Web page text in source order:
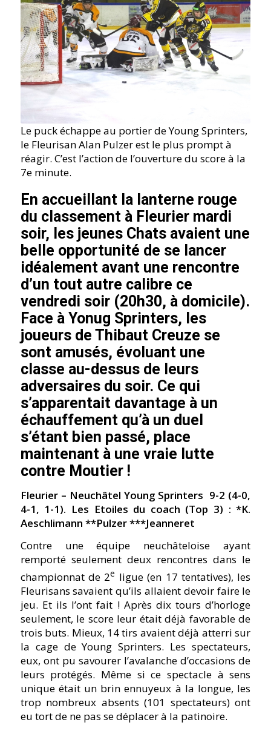
Le puck échappe au portier de Young Sprinters,
le Fleurisan Alan Pulzer est le plus prompt à
réagir. C’est l’action de l’ouverture du score à la
7e minute.
En accueillant la lanterne rouge
du classement à Fleurier mardi
soir, les jeunes Chats avaient une
belle opportunité de se lancer
idéalement avant une rencontre
d’un tout autre calibre ce
vendredi soir (20h30, à domicile).
Face à Yonug Sprinters, les
joueurs de Thibaut Creuze se
sont amusés, évoluant une
classe au-dessus de leurs
adversaires du soir. Ce qui
s’apparentait davantage à un
échauffement qu’à un duel
s’étant bien passé, place
maintenant à une vraie lutte
contre Moutier !
Fleurier – Neuchâtel Young Sprinters 9-2 (4-0,
4-1, 1-1). Les Etoiles du coach (Top 3) : *K.
Aeschlimann **Pulzer ***Jeanneret
Contre une équipe neuchâteloise ayant
remporté seulement deux rencontres dans le
championnat de 2e ligue (en 17 tentatives), les
Fleurisans savaient qu’ils allaient devoir faire le
jeu. Et ils l’ont fait ! Après dix tours d’horloge
seulement, le score leur était déjà favorable de
trois buts. Mieux, 14 tirs avaient déjà atterri sur
la cage de Young Sprinters. Les spectateurs,
eux, ont pu savourer l’avalanche d’occasions de
leurs protégés. Même si ce spectacle à sens
unique était un brin ennuyeux à la longue, les
trop nombreux absents (101 spectateurs) ont
eu tort de ne pas se déplacer à la patinoire.